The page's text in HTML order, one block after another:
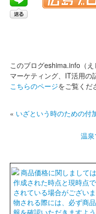
このブログeshima.info（
マーケティング、IT活用の
こちらのページをご覧くだ
« いざという時のための付
温